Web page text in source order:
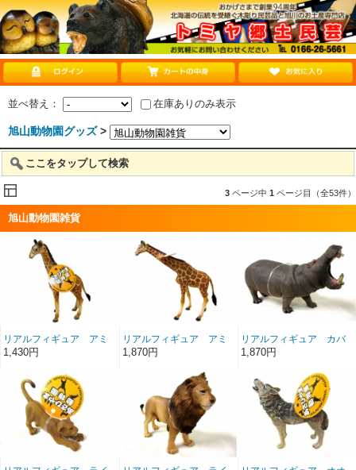
並べ替え： 在庫ありのみ表示
旭山動物園グッズ>
ここをタップして検索
3 ページ中 1 ページ目（全53件）
旭山動物園雑貨
リアルフィギュア アミ
メキリン仔
1,430円
リアルフィギュア アミ
メキリン親
1,870円
リアルフィギュア カバ
親吠え
1,870円